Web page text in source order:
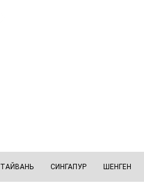
ТАЙВАНЬ СИНГАПУР ШЕНГЕН